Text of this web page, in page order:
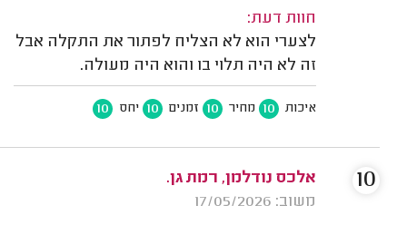
חוות דעת:
לצערי הוא לא הצליח לפתור את התקלה אבל
זה לא היה תלוי בו והוא היה מעולה.
איכות 10 מחיר 10 זמנים 10 יחס 10
אלכס נודלמן, רמת גן.
משוב: 17/05/2026
10